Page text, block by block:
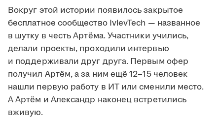
Вокруг этой истории появилось закрытое
бесплатное сообщество IvlevTech — названное
в шутку в честь Артёма. Участники учились,
делали проекты, проходили интервью
и поддерживали друг друга. Первым офер
получил Артём, а за ним ещё 12–15 человек
нашли первую работу в ИТ или сменили место.
А Артём и Александр наконец встретились
вживую.